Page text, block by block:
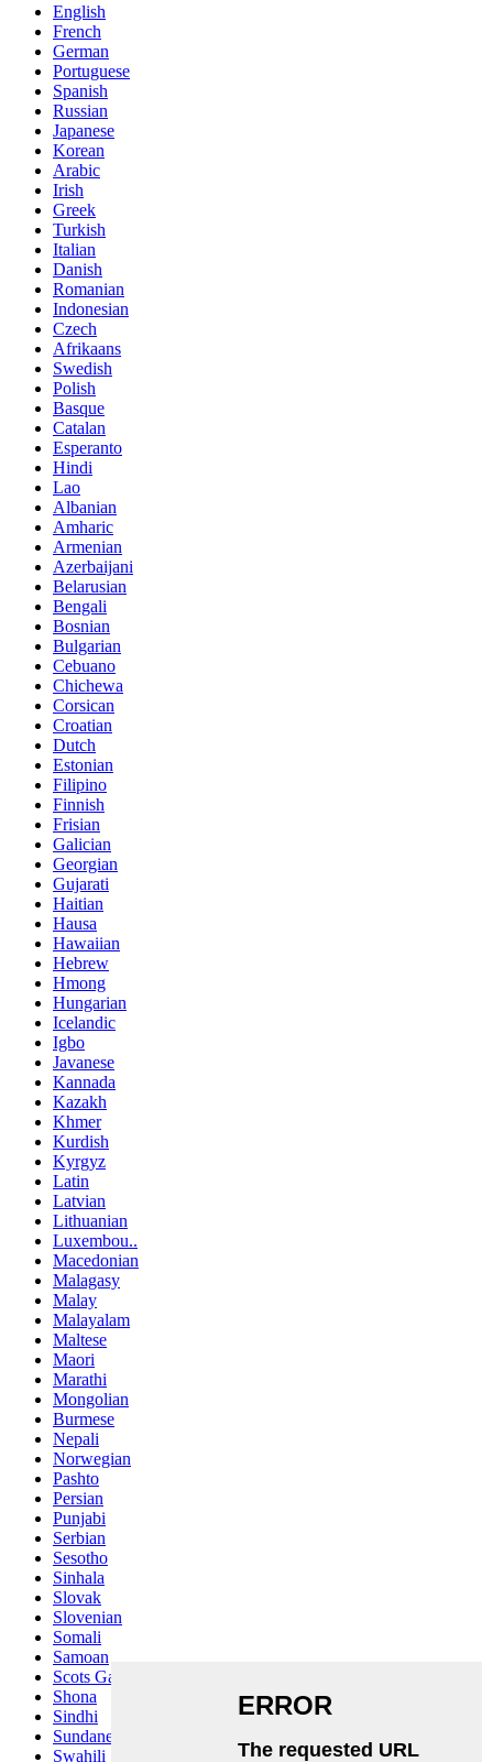
English
French
German
Portuguese
Spanish
Russian
Japanese
Korean
Arabic
Irish
Greek
Turkish
Italian
Danish
Romanian
Indonesian
Czech
Afrikaans
Swedish
Polish
Basque
Catalan
Esperanto
Hindi
Lao
Albanian
Amharic
Armenian
Azerbaijani
Belarusian
Bengali
Bosnian
Bulgarian
Cebuano
Chichewa
Corsican
Croatian
Dutch
Estonian
Filipino
Finnish
Frisian
Galician
Georgian
Gujarati
Haitian
Hausa
Hawaiian
Hebrew
Hmong
Hungarian
Icelandic
Igbo
Javanese
Kannada
Kazakh
Khmer
Kurdish
Kyrgyz
Latin
Latvian
Lithuanian
Luxembou..
Macedonian
Malagasy
Malay
Malayalam
Maltese
Maori
Marathi
Mongolian
Burmese
Nepali
Norwegian
Pashto
Persian
Punjabi
Serbian
Sesotho
Sinhala
Slovak
Slovenian
Somali
Samoan
Scots Gaelic
Shona
Sindhi
Sundanese
Swahili